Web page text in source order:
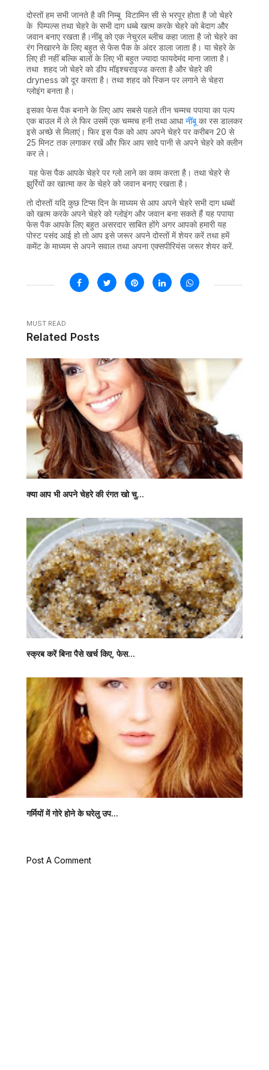
दोस्तों हम सभी जानते है की निम्बू विटामिन सी से भरपूर होता है जो चेहरे
के पिम्पल्स तथा चेहरे के सभी दाग धब्बे खत्म करके चेहरे को बेदाग और
जवान बनाए रखता है।नींबू को एक नेचुरल ब्लीच कहा जाता है जो चेहरे का
रंग निखारने के लिए बहुत से फेस पैक के अंदर डाला जाता है। या चेहरे के
लिए ही नहीं बल्कि बालों के लिए भी बहुत ज्यादा फायदेमंद माना जाता है।
तथा शहद जो चेहरे को डीप मॉइश्चराइज्ड करता है और चेहरे की
dryness को दूर करता है। तथा शहद को स्किन पर लगाने से चेहरा
ग्लोइंग बनता है।
इसका फेस पैक बनाने के लिए आप सबसे पहले तीन चम्मच पपाया का पल्प
एक बाउल में ले ले फिर उसमें एक चम्मच हनी तथा आधानींबू का रस डालकर
इसे अच्छे से मिलाएं। फिर इस पैक को आप अपने चेहरे पर करीबन 20 से
25 मिनट तक लगाकर रखें और फिर आप सादे पानी से अपने चेहरे को क्लीन
कर ले।
यह फेस पैक आपके चेहरे पर ग्लो लाने का काम करता है। तथा चेहरे से
झुर्रियों का खात्मा कर के चेहरे को जवान बनाए रखता है।
तो दोस्तों यदि कुछ टिप्स दिन के माध्यम से आप अपने चेहरे सभी दाग धब्बों
को खत्म करके अपने चेहरे को ग्लोइंग और जवान बना सकते हैं यह पपाया
फेस पैक आपके लिए बहुत असरदार साबित होंगे अगर आपको हमारी यह
पोस्ट पसंद आई हो तो आप इसे जरूर अपने दोस्तों में शेयर करें तथा हमें
कमेंट के माध्यम से अपने सवाल तथा अपना एक्सपीरियंस जरूर शेयर करें.
MUST READ
Related Posts
क्या आप भी अपने चेहरे की रंगत खो चु...
स्क्रब करें बिना पैसे खर्च किए, फेस...
गर्मियों में गोरे होने के घरेलु उप...
Post A Comment